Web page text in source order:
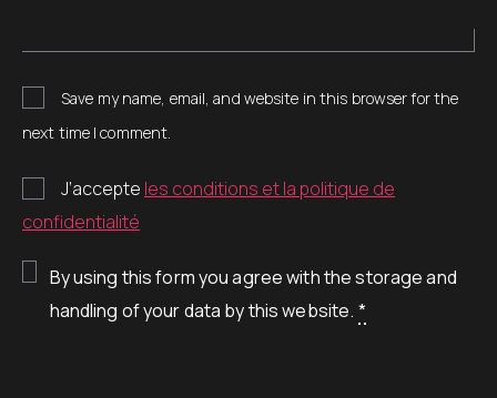
Save my name, email, and website in this browser for the
next time I comment.
J’accepte les conditions et la politique de
confidentialité
By using this form you agree with the storage and
handling of your data by this website. *